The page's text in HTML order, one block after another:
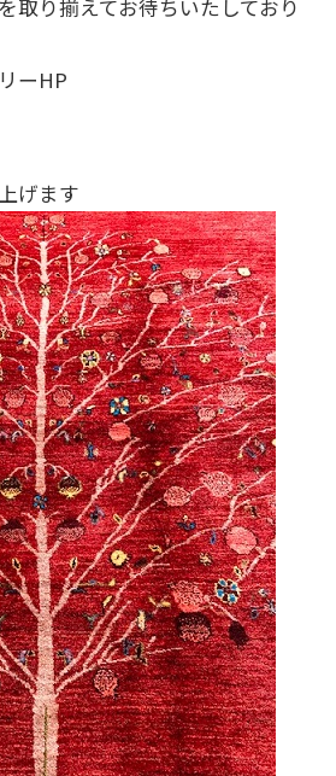
取り揃えてお待ちいたしており
ーHP
げます